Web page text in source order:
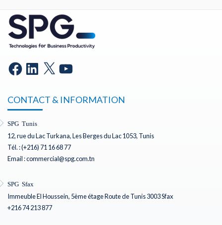
CONTACT & INFORMATION
SPG Tunis
12, rue du Lac Turkana, Les Berges du Lac 1053, Tunis
Tél. : (+216) 71 16 68 77
Email : commercial@spg.com.tn
SPG Sfax
Immeuble El Houssein, 5ème étage Route de Tunis 3003 Sfax
+216 74 213 877